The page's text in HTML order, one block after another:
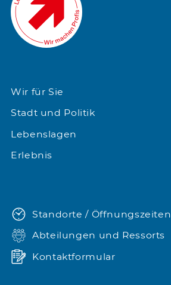
Wir für Sie
Stadt und Politik
Lebenslagen
Erlebnis
Standorte / Öffnungszeiten
Abteilungen und Ressorts
Kontaktformular